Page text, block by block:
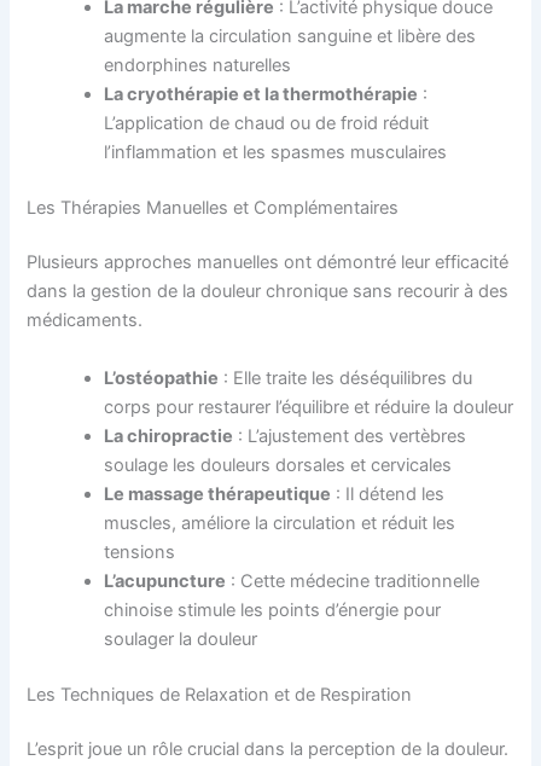
La marche régulière : L’activité physique douce
augmente la circulation sanguine et libère des
endorphines naturelles
La cryothérapie et la thermothérapie :
L’application de chaud ou de froid réduit
l’inflammation et les spasmes musculaires
Les Thérapies Manuelles et Complémentaires
Plusieurs approches manuelles ont démontré leur efficacité
dans la gestion de la douleur chronique sans recourir à des
médicaments.
L’ostéopathie : Elle traite les déséquilibres du
corps pour restaurer l’équilibre et réduire la douleur
La chiropractie : L’ajustement des vertèbres
soulage les douleurs dorsales et cervicales
Le massage thérapeutique : Il détend les
muscles, améliore la circulation et réduit les
tensions
L’acupuncture : Cette médecine traditionnelle
chinoise stimule les points d’énergie pour
soulager la douleur
Les Techniques de Relaxation et de Respiration
L’esprit joue un rôle crucial dans la perception de la douleur.